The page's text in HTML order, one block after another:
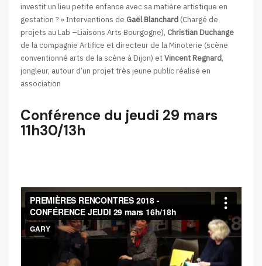
investit un lieu petite enfance avec sa matière artistique en
gestation ? » Interventions de Gaël Blanchard (Chargé de
projets au Lab –Liaisons Arts Bourgogne), Christian Duchange
de la compagnie Artifice et directeur de la Minoterie (scène
conventionné arts de la scène à Dijon) etVincent Regnard,
jongleur, autour d’un projet très jeune public réalisé en
association
Conférence du jeudi 29 mars
11h30/13h